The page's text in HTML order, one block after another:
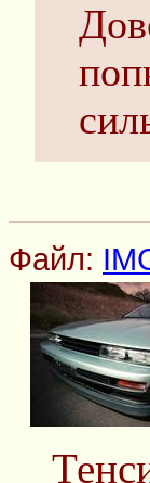
Файл: